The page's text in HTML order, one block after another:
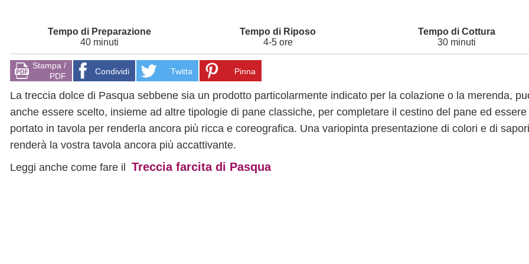
40 minuti 4-5 ore 30 minuti
Stampa /
PDF
Condividi Twitta Pinna
La treccia dolce di Pasqua sebbene sia un prodotto particolarmente indicato per la colazione o la merenda,
anche essere scelto, insieme ad altre tipologie di pane classiche, per completare il cestino del pane ed essere
portato in tavola per renderla ancora più ricca e coreografica. Una variopinta presentazione di colori e di sapori
renderà la vostra tavola ancora più accattivante.
Leggi anche come fare il Treccia farcita di Pasqua